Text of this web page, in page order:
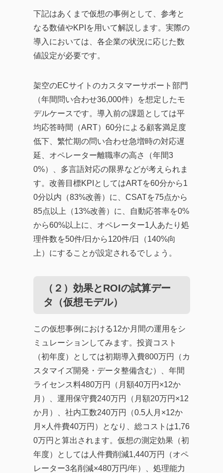
下記はあくまで仮想の事例として、参考と
なる数値やKPIを用いて解説します。実際の
導入においては、各企業の状況に応じた数
値設定が必要です。
架空のECサイトのカスタマーサポート部門
（年間問い合わせ36,000件）を想定したモ
デルケースです。導入前の課題としては平
均応答時間（ART）60分による顧客満足度
低下、繁忙期の問い合わせ急増時の対応遅
延、オペレーター離職率の高さ（年間3
0%）、多言語対応の限界などが考えられま
す。改善目標KPIとしてはARTを60分から1
0分以内（83%改善）に、CSATを75点から
85点以上（13%改善）に、自動応答率を0%
から60%以上に、オペレーター1人あたり処
理件数を50件/日から120件/日（140%向
上）にすることが設定されるでしょう。
（２）効果とROIの試算デー
タ（仮想モデル）
この仮想事例における12か月間の運用をシ
ミュレーションしてみます。投資コスト
（初年度）としては初期導入費800万円（カ
スタマイズ開発・データ整備含む）、年間
ライセンス料480万円（月額40万円×12か
月）、運用保守費240万円（月額20万円×12
か月）、社内工数240万円（0.5人月×12か
月×人件費40万円）となり、総コストは1,76
0万円と算出されます。仮想の測定効果（初
年度）としては人件費削減1,440万円（オペ
レーター3名削減×480万円/年）、処理能力